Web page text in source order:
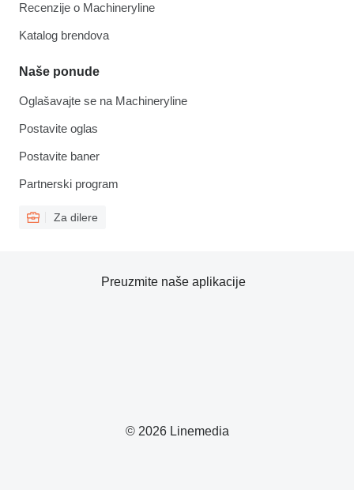
Recenzije o Machineryline
Katalog brendova
Naše ponude
Oglašavajte se na Machineryline
Postavite oglas
Postavite baner
Partnerski program
Za dilere
© 2026 Linemedia
Preuzmite naše aplikacije